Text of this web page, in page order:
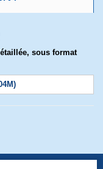
sous format